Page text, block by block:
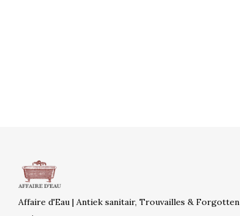
Affaire d'Eau | Antiek sanitair, Trouvailles & Forgotten